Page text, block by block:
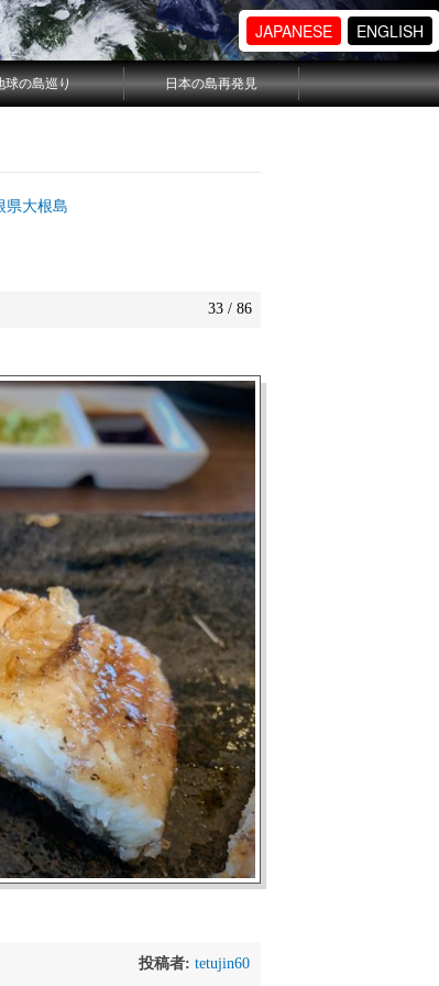
JAPANESE ENGLISH
球の島巡り 日本の島再発見
大根島
33 / 86
投稿者: tetujin60